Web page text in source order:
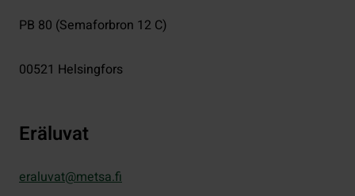
PB 80 (Semaforbron 12 C)
00521 Helsingfors
Eräluvat
eraluvat@metsa.fi